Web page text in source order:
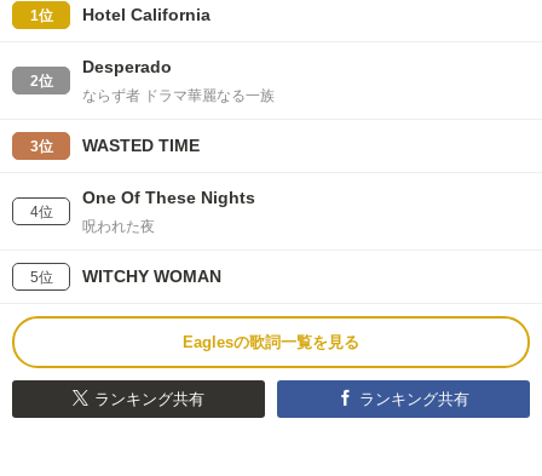
1位 Hotel California
2位
Desperado
ならず者 ドラマ華麗なる一族
3位 WASTED TIME
4位
One Of These Nights
呪われた夜
5位 WITCHY WOMAN
Eaglesの歌詞一覧を見る
ランキング共有 ランキング共有